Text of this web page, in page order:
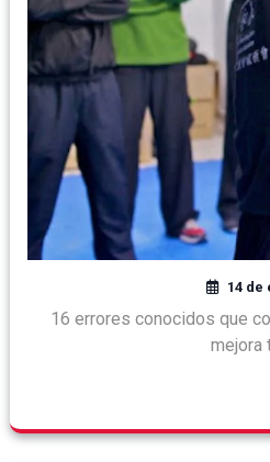
14 de
16 errores conocidos que
mejora